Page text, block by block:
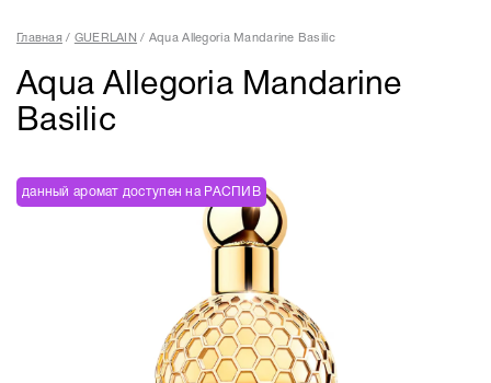
Главная GUERLAIN Aqua Allegoria Mandarine Basilic
Aqua Allegoria Mandarine
Basilic
данный аромат доступен на РАСПИВ